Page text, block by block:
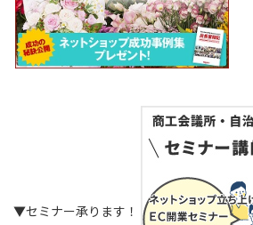
▼セミナー承ります！